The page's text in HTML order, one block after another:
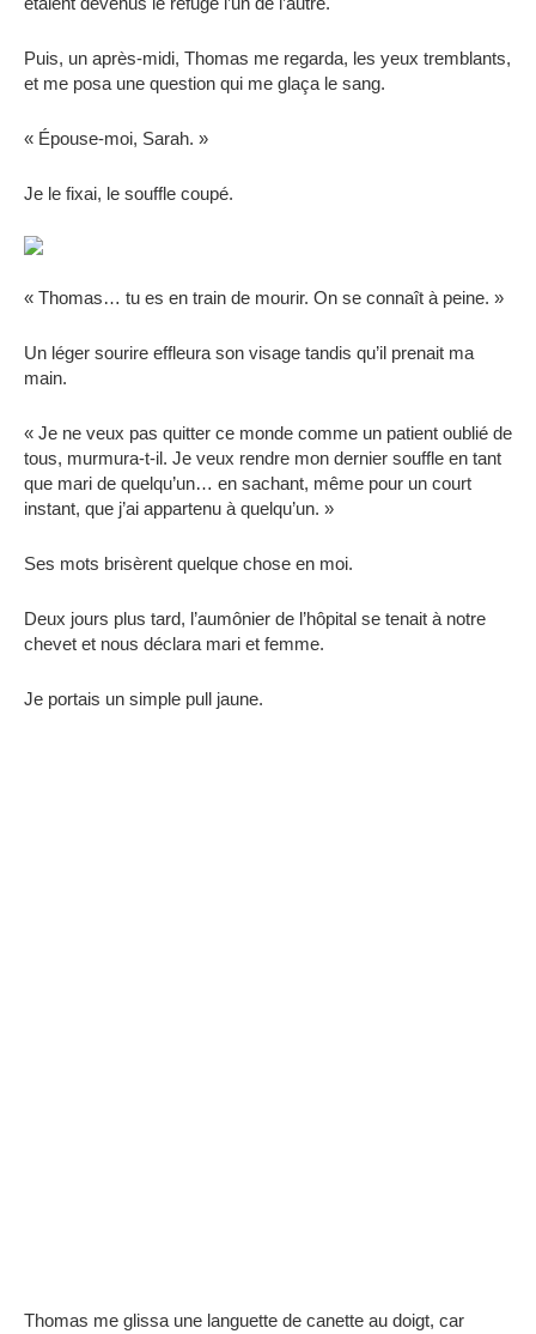
Puis, un après-midi, Thomas me regarda, les yeux tremblants,
et me posa une question qui me glaça le sang.
« Épouse-moi, Sarah. »
Je le fixai, le souffle coupé.
« Thomas… tu es en train de mourir. On se connaît à peine. »
Un léger sourire effleura son visage tandis qu’il prenait ma
main.
« Je ne veux pas quitter ce monde comme un patient oublié de
tous, murmura-t-il. Je veux rendre mon dernier souffle en tant
que mari de quelqu’un… en sachant, même pour un court
instant, que j’ai appartenu à quelqu’un. »
Ses mots brisèrent quelque chose en moi.
Deux jours plus tard, l’aumônier de l’hôpital se tenait à notre
chevet et nous déclara mari et femme.
Je portais un simple pull jaune.
Thomas me glissa une languette de canette au doigt, car